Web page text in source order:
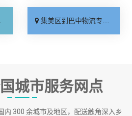
集美区到巴中物流专线_快运直达「按时送达」
城市服务网点
内 300 余城市及地区，配送触角深入乡